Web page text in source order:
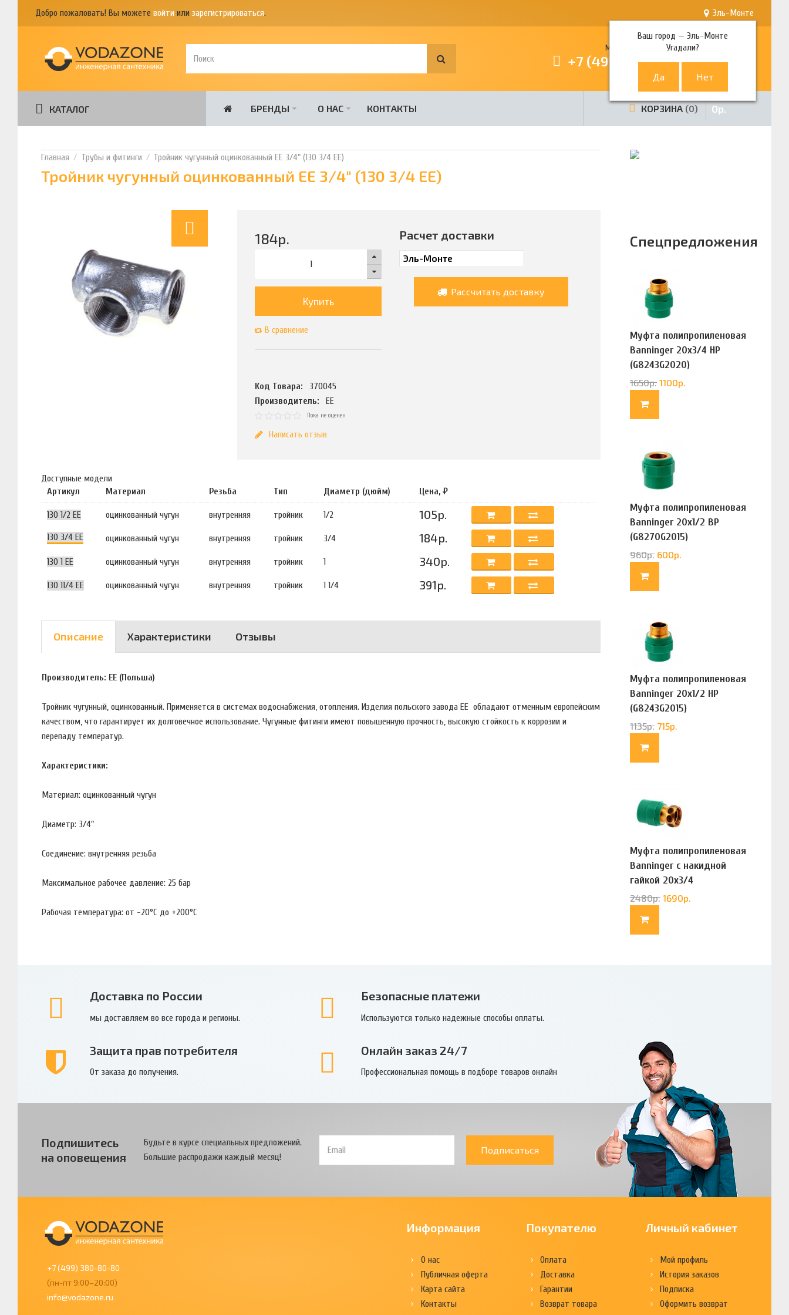
Добро пожаловать! Вы можете войти или зарегистрироваться. Эль-Монте
Ваш город —Эль-Монте
Угадали?
Многоканальный телефон
+7 (499) 380-80-80
КАТАЛОГ БРЕНДЫ О НАС КОНТАКТЫ КОРЗИНА 0 0р.
Трубы и фитинги Тройник чугунный оцинкованный ЕЕ 3/4" (130 3/4 EE)
Тройник чугунный оцинкованный ЕЕ 3/4" (130 3/4 EE)
184р.
Купить
В сравнение
Код Товара:
370045
Производитель:
ЕЕ
Пока не оценен
Написать отзыв
Расчет доставки
Рассчитать доставку
Доступные модели
Артикул
Материал Резьба Тип Диаметр (дюйм) Цена, ₽
130 1/2 EE оцинкованный чугун внутренняя тройник 1/2 105р.
130 3/4 EE оцинкованный чугун внутренняя тройник 3/4 184р.
130 1 EE оцинкованный чугун внутренняя тройник 1 340р.
130 11/4 EE оцинкованный чугун внутренняя тройник 1 1/4 391р.
Описание Характеристики Отзывы
Производитель: EE (Польша)
Тройник чугунный, оцинкованный. Применяется в системах водоснабжения, отопления. Изделия польского завода EE обладают отменным европейским
качеством, что гарантирует их долговечное использование. Чугунные фитинги имеют повышенную прочность, высокую стойкость к коррозии и
перепаду температур.
Характеристики:
Материал: оцинкованный чугун
Диаметр: 3/4"
Соединение: внутренняя резьба
Максимальное рабочее давление: 25 бар
Рабочая температура: от -20°С до +200°С
Спецпредложения
Муфта полипропиленовая
Banninger 20х3/4 НР
(G8243G2020)
1650р. 1100р.
Муфта полипропиленовая
Banninger 20х1/2 ВР
(G8270G2015)
960р. 600р.
Муфта полипропиленовая
Banninger 20х1/2 НР
(G8243G2015)
1135р. 715р.
Муфта полипропиленовая
Banninger с накидной
гайкой 20х3/4
(G83322020)
2480р. 1690р.
Доставка по России
мы доставляем во все города и регионы.
Безопасные платежи
Используются только надежные способы оплаты.
Защита прав потребителя
От заказа до получения.
Онлайн заказ 24/7
Профессиональная помощь в подборе товаров онлайн
Подпишитесь
на оповещения
Будьте в курсе специальных предложений.
Большие распродажи каждый месяц!
Подписаться
+7 (499) 380-80-80
(пн-пт 9:00–20:00)
info@vodazone.ru
Информация
О нас
Публичная оферта
Карта сайта
Контакты
Покупателю
Оплата
Доставка
Гарантии
Возврат товара
Личный кабинет
Мой профиль
История заказов
Подписка
Оформить возврат